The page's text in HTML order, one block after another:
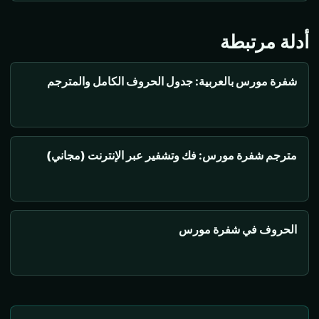
أدلة مرتبطة
شفرة مورس بالعربية: جدول الحروف الكامل والمترجم
مترجم شفرة مورس: فك وتشفير عبر الإنترنت (مجاني)
الحروف في شفرة مورس